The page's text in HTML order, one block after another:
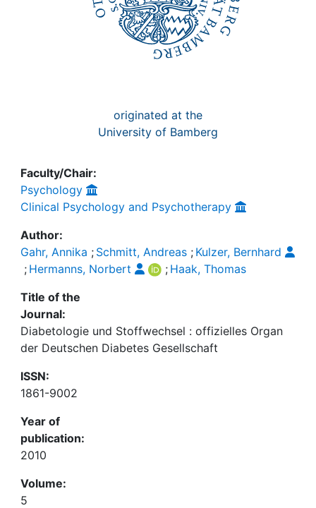
originated at the
University of Bamberg
Faculty/Chair:
Psychology
Clinical Psychology and Psychotherapy
Author:
Gahr, Annika ; Schmitt, Andreas ; Kulzer, Bernhard
; Hermanns, Norbert ; Haak, Thomas
Title of the
Journal:
Diabetologie und Stoffwechsel : offizielles Organ
der Deutschen Diabetes Gesellschaft
ISSN:
1861-9002
Year of
publication:
2010
Volume:
5